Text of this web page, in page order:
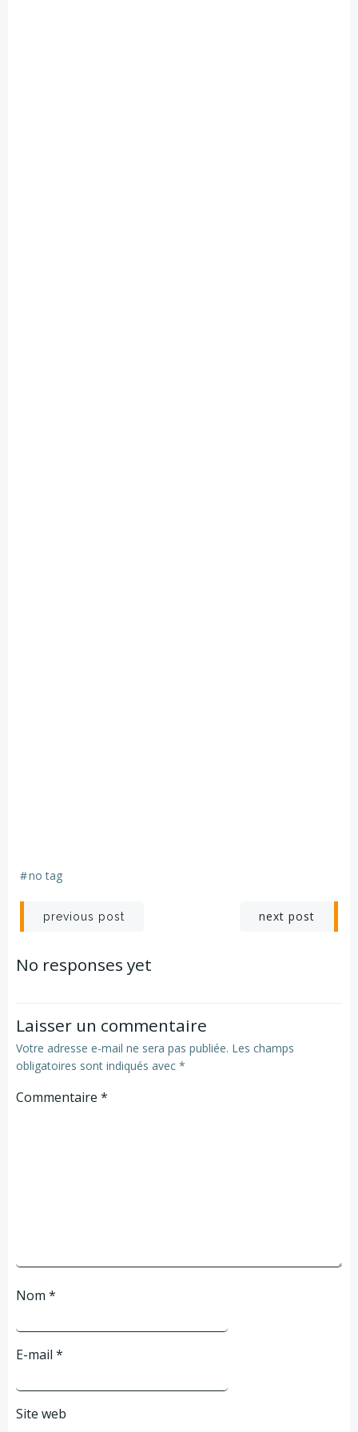
#no tag
Navigation
de
previous post
Navigation
next post
No responses yet
Laisser un commentaire
Votre adresse e-mail ne sera pas publiée. Les champs
obligatoires sont indiqués avec *
Commentaire *
Nom *
E-mail *
Site web